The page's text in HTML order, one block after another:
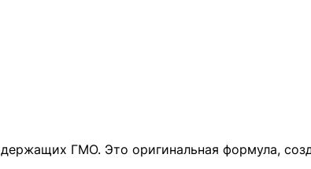
ГМО. Это оригинальная формула,